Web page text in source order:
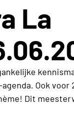
La
Ook
Dit